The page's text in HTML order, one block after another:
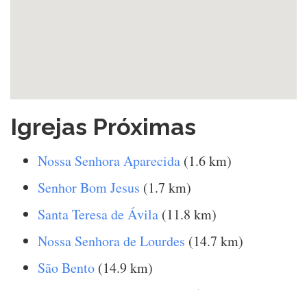
Igrejas Próximas
Nossa Senhora Aparecida (1.6 km)
Senhor Bom Jesus (1.7 km)
Santa Teresa de Ávila (11.8 km)
Nossa Senhora de Lourdes (14.7 km)
São Bento (14.9 km)